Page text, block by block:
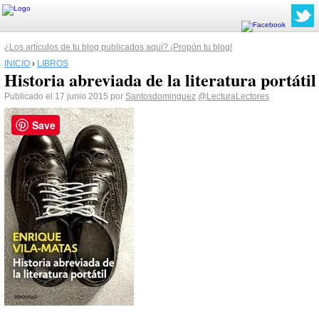
¿Los artículos de tu blog publicados aquí? ¡Propón tu blog!
INICIO › LIBROS
Historia abreviada de la literatura portátil
Publicado el 17 junio 2015 por Santosdominguez @LecturaLectores
Save